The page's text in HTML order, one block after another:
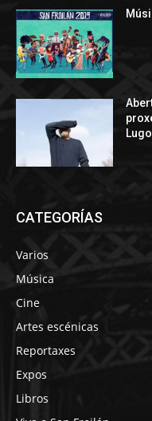
CATEGORÍAS
Varios
Música
Cine
Artes escénicas
Reportaxes
Expos
Libros